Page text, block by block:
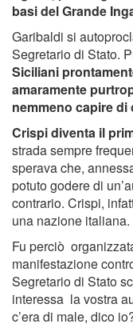
basi del Grande
Garibaldi si
Segretario di Stato.
Siciliani
amaramente
nemmeno capire di
Crispi diventa il
strada sempre
sperava che,
potuto godere di
contrario. Crispi,
una nazione italiana.
Fu perciò
manifestazione
Segretario di Stato
interessa la vostra
c’era di male, dico